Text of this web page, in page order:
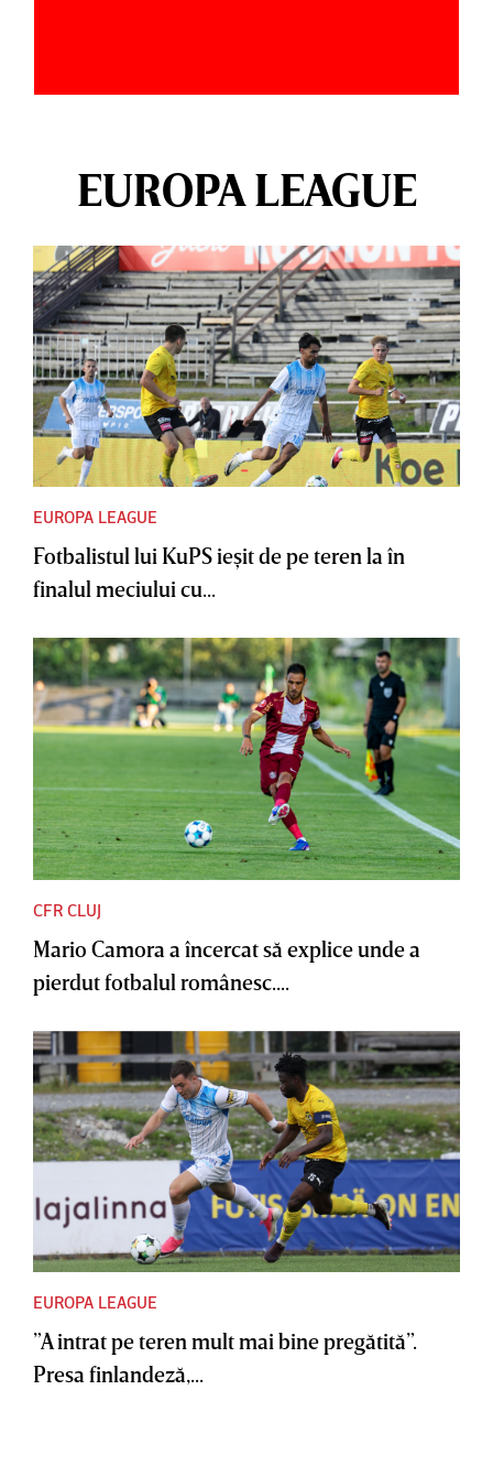
EUROPA LEAGUE
EUROPA LEAGUE
Fotbalistul lui KuPS ieşit de pe teren la în
finalul meciului cu...
CFR CLUJ
Mario Camora a încercat să explice unde a
pierdut fotbalul românesc....
EUROPA LEAGUE
”A intrat pe teren mult mai bine pregătită”.
Presa finlandeză,...